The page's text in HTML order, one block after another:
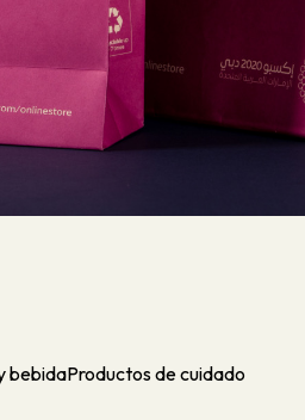
bebidaProductos de cuidado